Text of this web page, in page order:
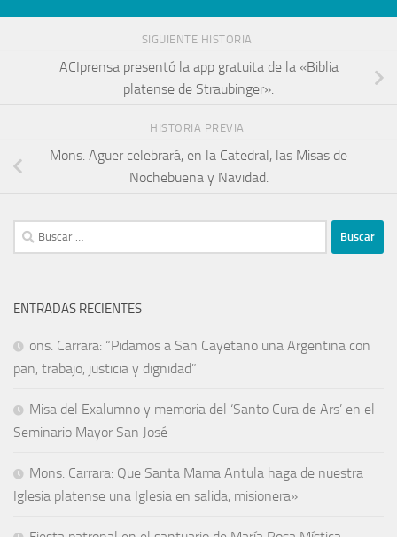
SIGUIENTE HISTORIA
ACIprensa presentó la app gratuita de la «Biblia
platense de Straubinger».
HISTORIA PREVIA
Mons. Aguer celebrará, en la Catedral, las Misas de
Nochebuena y Navidad.
ENTRADAS RECIENTES
ons. Carrara: “Pidamos a San Cayetano una Argentina con
pan, trabajo, justicia y dignidad”
Misa del Exalumno y memoria del ‘Santo Cura de Ars’ en el
Seminario Mayor San José
Mons. Carrara: Que Santa Mama Antula haga de nuestra
Iglesia platense una Iglesia en salida, misionera»